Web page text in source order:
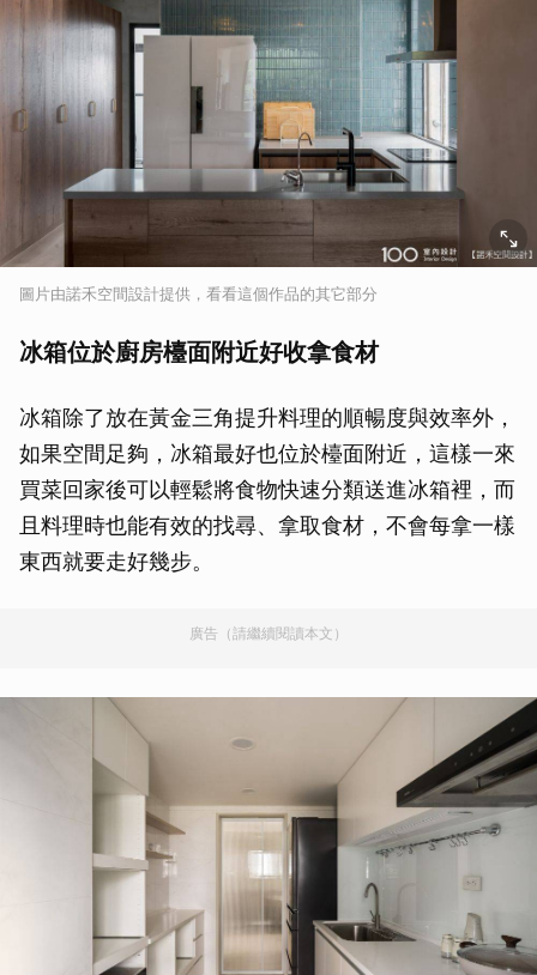
圖片由諾禾空間設計提供，看看這個作品的其它部分
冰箱位於廚房檯面附近好收拿食材
冰箱除了放在黃金三角提升料理的順暢度與效率外，
如果空間足夠，冰箱最好也位於檯面附近，這樣一來
買菜回家後可以輕鬆將食物快速分類送進冰箱裡，而
且料理時也能有效的找尋、拿取食材，不會每拿一樣
東西就要走好幾步。
廣告（請繼續閱讀本文）